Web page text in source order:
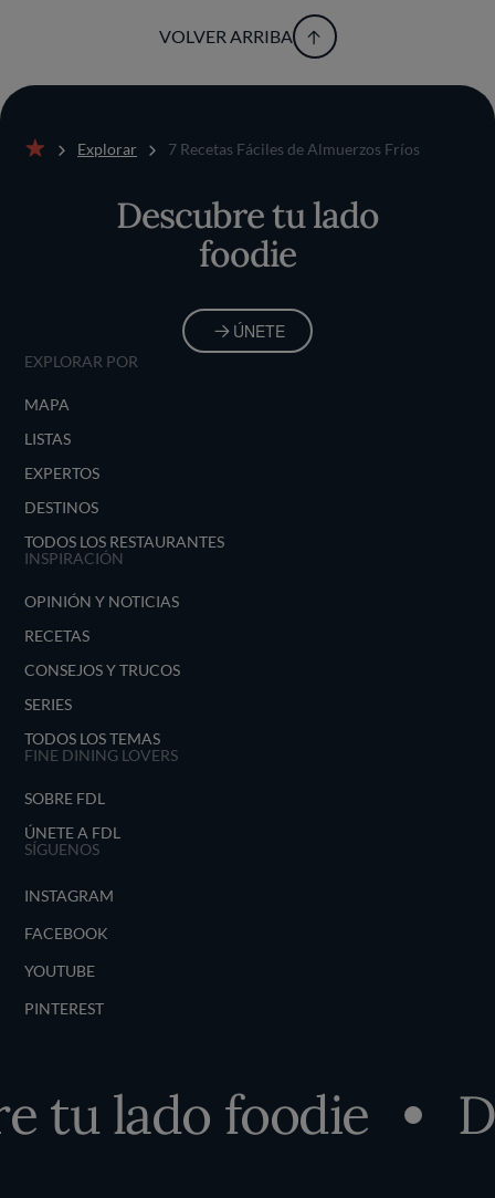
VOLVER ARRIBA
Explorar 7 Recetas Fáciles de Almuerzos Fríos
Descubre tu lado
foodie
ÚNETE
EXPLORAR POR
MAPA
LISTAS
EXPERTOS
DESTINOS
TODOS LOS RESTAURANTES
INSPIRACIÓN
OPINIÓN Y NOTICIAS
RECETAS
CONSEJOS Y TRUCOS
SERIES
TODOS LOS TEMAS
FINE DINING LOVERS
SOBRE FDL
ÚNETE A FDL
SÍGUENOS
INSTAGRAM
FACEBOOK
YOUTUBE
PINTEREST
tu lado foodie